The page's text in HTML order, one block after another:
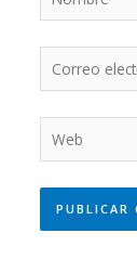
electrónico
Web